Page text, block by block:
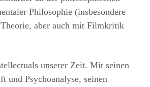
Philosophie (insbesondere
aber auch mit Filmkritik
unserer Zeit. Mit seinen
und Psychoanalyse, seinen